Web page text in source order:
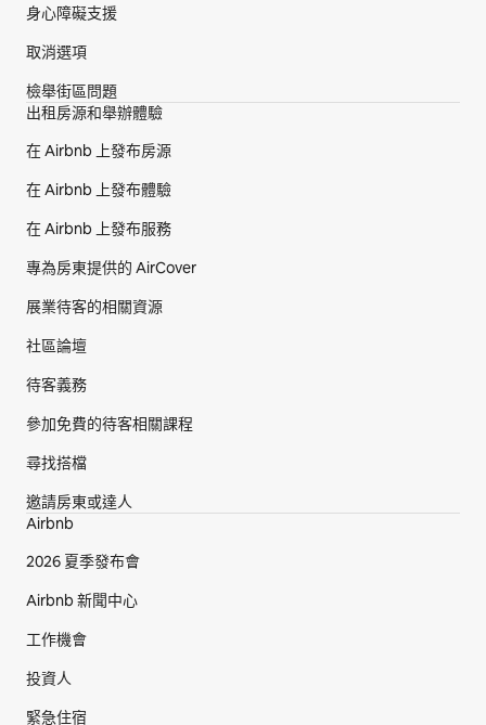
身心障礙支援
取消選項
檢舉街區問題
出租房源和舉辦體驗
在 Airbnb 上發布房源
在 Airbnb 上發布體驗
在 Airbnb 上發布服務
專為房東提供的 AirCover
展業待客的相關資源
社區論壇
待客義務
參加免費的待客相關課程
尋找搭檔
邀請房東或達人
Airbnb
2026 夏季發布會
Airbnb 新聞中心
工作機會
投資人
緊急住宿